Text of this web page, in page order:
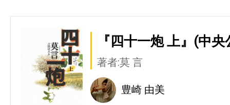
『四十一炮 上』(中
著者:莫 言
豊崎 由美